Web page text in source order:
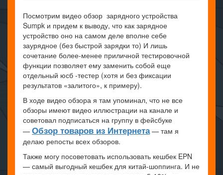
Посмотрим видео обзор зарядного устройства
Sumpk и придем к выводу, что как зарядное
устройство оно на самом деле вполне себе
заурядное (без быстрой зарядки то) И лишь
сочетание более-менее приличной тестировочной
функции позволяет ему заменить собой еще
отдельный юсб -тестер (хотя и без фиксации
результатов «залитого», к примеру).
В ходе видео обзора я там упоминал, что не все
обзоры имеют видео иллюстрации на канале и
советовал подписаться на группу в фейсбуке
— Обзор товаров из Интернета— там я
делаю репосты всех обзоров.
Также могу посоветовать использовать кешбек EPN
— самый выгодный кешбек для китай-шоппинга. И не